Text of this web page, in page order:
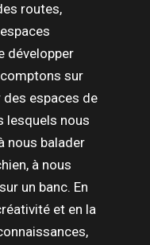
routes,
développer
sur
espaces de
lesquels nous
nous balader
à nous
un banc. En
et en la